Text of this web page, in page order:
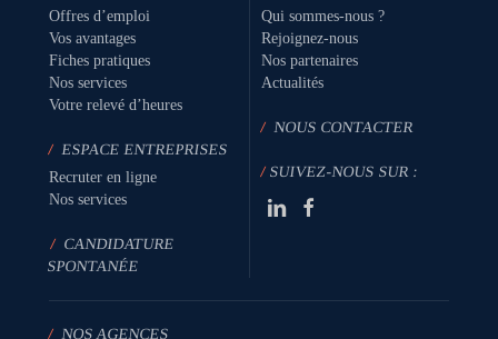
Offres d’emploi
Vos avantages
Fiches pratiques
Nos services
Votre relevé d’heures
/ ESPACE ENTREPRISES
Recruter en ligne
Nos services
/ CANDIDATURE
SPONTANÉE
Qui sommes-nous ?
Rejoignez-nous
Nos partenaires
Actualités
/NOUS CONTACTER
/SUIVEZ-NOUS SUR :
/ NOS AGENCES